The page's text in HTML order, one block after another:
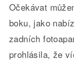
Očekávat
boku, jako
zadních
prohlásila, že